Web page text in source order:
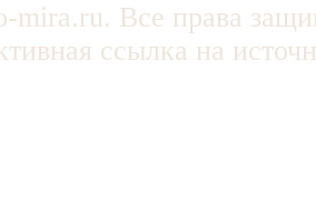
Все права
ссылка на